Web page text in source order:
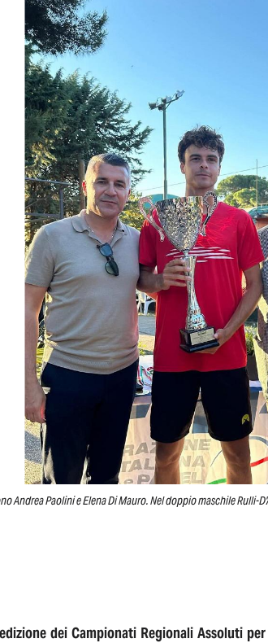
Andrea Paolini e Elena Di Mauro. Nel doppio maschile Rulli-
dei Campionati Regionali Assoluti